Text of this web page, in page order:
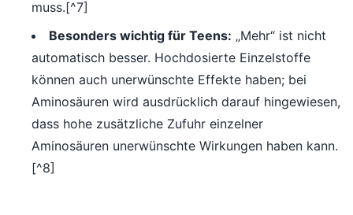
muss.[^7]
Besonders wichtig für Teens: „Mehr“ ist nicht
automatisch besser. Hochdosierte Einzelstoffe
können auch unerwünschte Effekte haben; bei
Aminosäuren wird ausdrücklich darauf hingewiesen,
dass hohe zusätzliche Zufuhr einzelner
Aminosäuren unerwünschte Wirkungen haben kann.
[^8]